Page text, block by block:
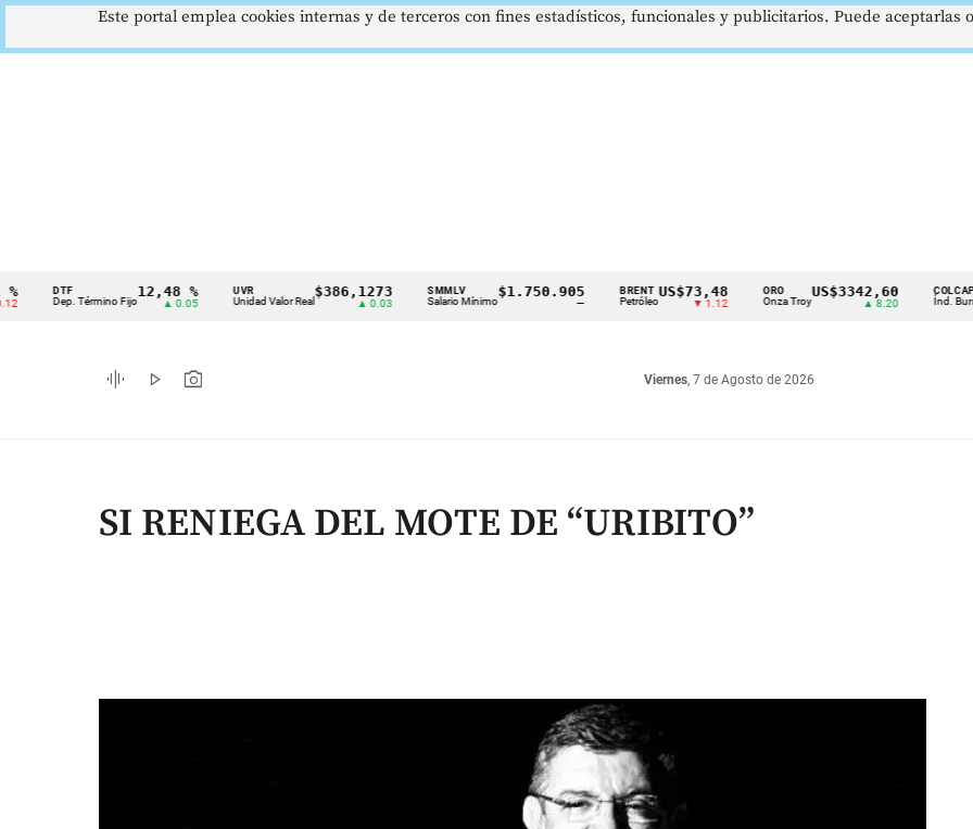
Cintillo
indicadores
económicos
DTF
Dep. Término Fijo
12,48 %
▲ 0.05
UVR
Unidad Valor Real
$386,1273 SMMLV
Salario Mínimo
$1.750.905 BRENT
Petróleo
US$73,48
▼ 1.12
ORO
Onza Troy
US$3342,60 COLCAP
Índ. Bursátil
graphic_eq play_arrow photo_camera Viernes, 7 de Agosto de 2026
SI RENIEGA DEL MOTE DE “URIBITO”
Este portal emplea cookies internas y de terceros con fines estadísticos, funcionales y publicitarios. Puede aceptarlas